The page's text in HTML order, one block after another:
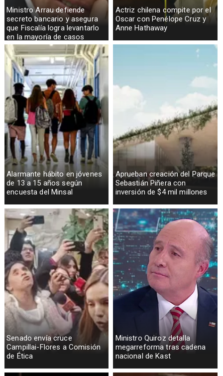
Ministro Arrau defiende
secreto bancario y asegura
que Fiscalía logra levantarlo
en la mayoría de casos
Actriz chilena compite por el
Oscar con Penélope Cruz y
Anne Hathaway
Alarmante hábito en jóvenes
de 13 a 15 años según
encuesta del Minsal
Aprueban creación del Parque
Sebastián Piñera con
inversión de $4 mil millones
Senado envía cruce
Campillai-Flores a Comisión
de Ética
Ministro Quiroz detalla
megarreforma tras cadena
nacional de Kast